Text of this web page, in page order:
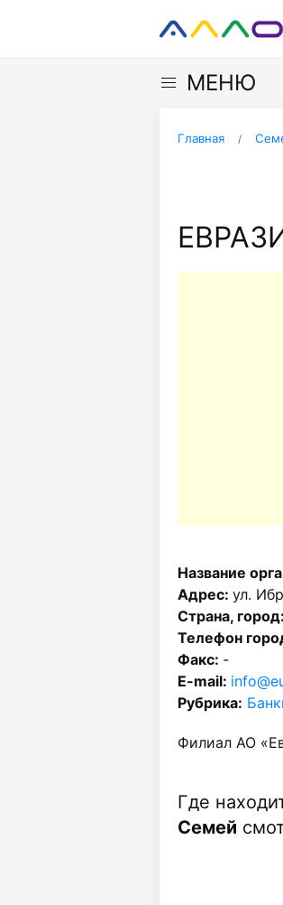
МЕНЮ
Главная
Название
Адрес: ул.
Страна, город:
Телефон
Факс: -
E-mail:
Рубрика:
Филиал АО
Где
Семей